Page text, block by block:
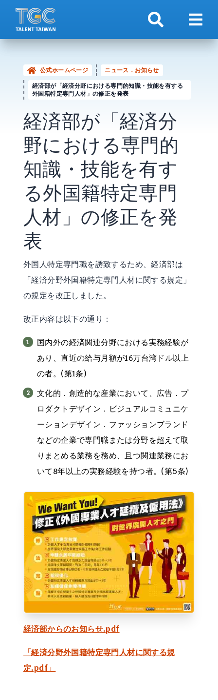
検索 ナビ
公式ホームページ
ニュース．お知らせ
経済部が「経済分野における専門的知識・技能を有する
外国籍特定専門人材」の修正を発表
経済部が「経済分
野における専門的
知識・技能を有す
る外国籍特定専門
人材」の修正を発
表
外国人特定専門職を誘致するため、経済部は
「経済分野外国籍特定専門人材に関する規定」
の規定を改正しました。
改正内容は以下の通り：
国内外の経済関連分野における実務経験が
あり、直近の給与月額が16万台湾ドル以上
の者。(第1条)
文化的．創造的な産業において、広告．プ
ロダクトデザイン．ビジュアルコミュニケ
ーションデザイン．ファッションブランド
などの企業で専門職または分野を超えて取
りまとめる業務を務め、且つ関連業務にお
いて8年以上の実務経験を持つ者。(第5条)
経済部からのお知らせ.pdf
「経済分野外国籍特定専門人材に関する規
定.pdf」